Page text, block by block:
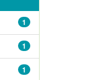
1
1
1